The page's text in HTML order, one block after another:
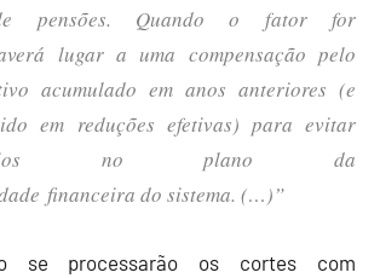
pensões. Quando o fator for
lugar a uma compensação pelo
acumulado em anos anteriores (e
em reduções efetivas) para evitar
no plano da
financeira do sistema. (…)”
se processarão os cortes com